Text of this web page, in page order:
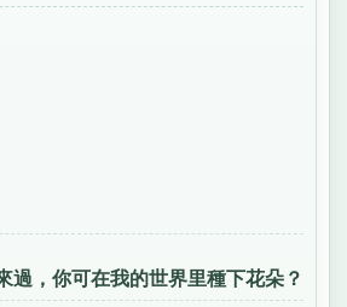
過，你可在我的世界里種下花朵？